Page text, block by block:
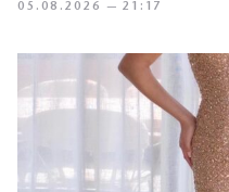
05.08.2026 — 21:17